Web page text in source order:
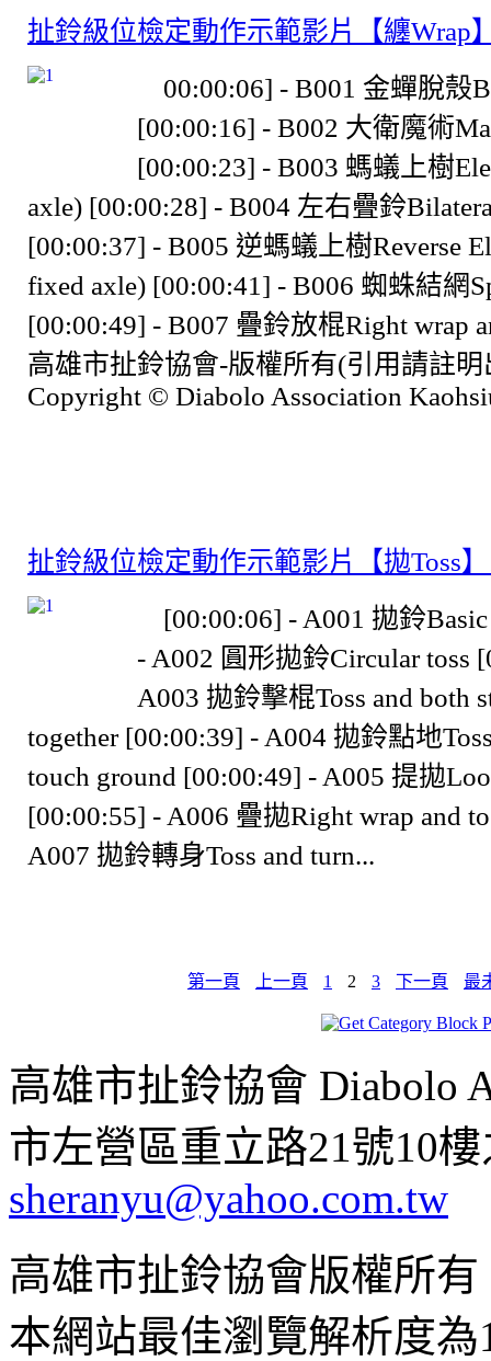
扯鈴級位檢定動作示範影片【纏Wrap
00:00:06] - B001 金蟬脫殼
[00:00:16] - B002 大衛魔術
[00:00:23] - B003 螞蟻上樹
axle) [00:00:28] - B004 左右疊鈴
[00:00:37] - B005 逆螞蟻上樹Reverse
fixed axle) [00:00:41] - B006 蜘蛛結網
[00:00:49] - B007 疊鈴放棍Right wrap
高雄市扯鈴協會-版權所有(引用請註明
Copyright © Diabolo Association
扯鈴級位檢定動作示範影片【拋Toss
[00:00:06] - A001 拋鈴Basic
- A002 圓形拋鈴Circular toss
A003 拋鈴擊棍Toss and both
together [00:00:39] - A004 拋鈴點地
touch ground [00:00:49] - A005 提拋
[00:00:55] - A006 疊拋Right wrap and
A007 拋鈴轉身Toss and turn...
第一頁 上一頁 1 2 3 下一頁 最
高雄市扯鈴協會 Diabolo
市左營區重立路21號10
sheranyu@yahoo.com.tw
高雄市扯鈴協會版權所
本網站最佳瀏覽解析度